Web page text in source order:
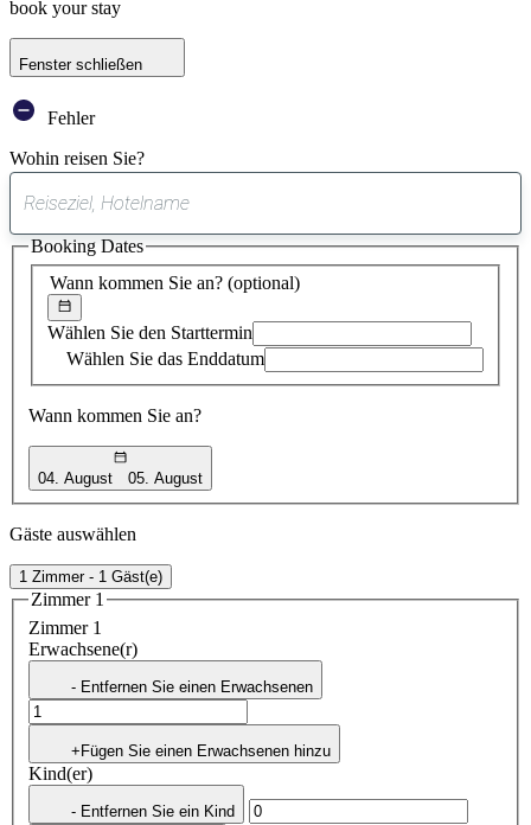
book your stay
Fenster schließen
Fehler
Wohin reisen Sie?
gefundener
Vorschlag
Wann kommen Sie an? (optional)
Wählen Sie den Starttermin
Wählen Sie das Enddatum
Wann kommen Sie an?
04. August 05. August
Booking Dates
Gäste auswählen
1 Zimmer - 1 Gäst(e)
Zimmer 1
Zimmer 1
Erwachsene(r)
- Entfernen Sie einen Erwachsenen
+Fügen Sie einen Erwachsenen hinzu
Kind(er)
- Entfernen Sie ein Kind